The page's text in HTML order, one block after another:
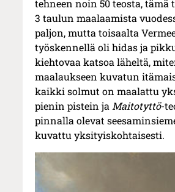
tehneen noin 50 teosta,
3 taulun maalaamista
paljon, mutta toisaalta
työskennellä oli hidas ja
kiehtovaa katsoa läheltä,
maalaukseen kuvatun
kaikki solmut on maalattu
pienin pistein jaMaitotyttö-
pinnalla olevat
kuvattu yksityiskohtaisesti.